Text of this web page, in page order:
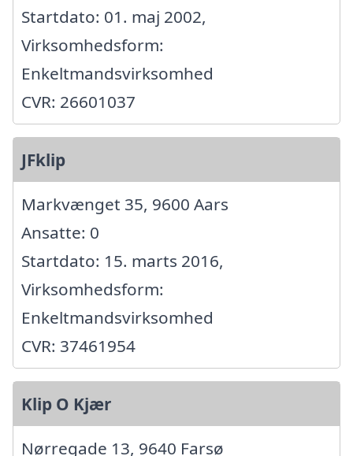
Startdato: 01. maj 2002,
Virksomhedsform:
Enkeltmandsvirksomhed
CVR: 26601037
JFklip
Markvænget 35, 9600 Aars
Ansatte: 0
Startdato: 15. marts 2016,
Virksomhedsform:
Enkeltmandsvirksomhed
CVR: 37461954
Klip O Kjær
Nørregade 13, 9640 Farsø